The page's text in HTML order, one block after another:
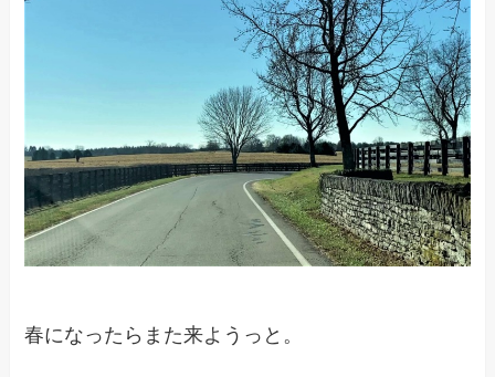
春になったらまた来ようっと。